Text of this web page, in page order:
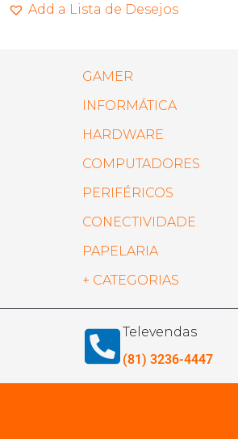
Add a Lista de Desejos
GAMER
INFORMÁTICA
HARDWARE
COMPUTADORES
PERIFÉRICOS
CONECTIVIDADE
PAPELARIA
+ CATEGORIAS
Televendas
(81) 3236-4447